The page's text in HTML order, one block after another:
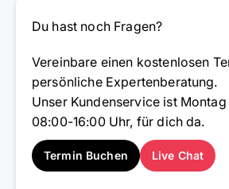
Du hast noch Fragen?
Vereinbare einen kostenlosen
persönliche Expertenberatung.
Unser Kundenservice ist
08:00-16:00 Uhr, für dich da.
Termin Buchen Live Chat